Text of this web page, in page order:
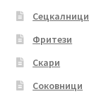
Сецкалници
Фритези
Скари
Соковници